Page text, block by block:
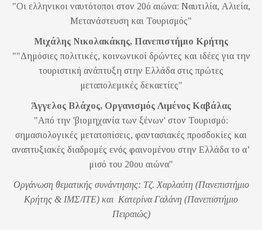
"Οι ελληνικοι ναυτότοποι στον 20ό αιώνα: Ναυτιλία, Αλιεία,
Μετανάστευση και Τουρισμός"
Μιχάλης Νικολακάκης, Πανεπιστήμιο Κρήτης
""Δημόσιες πολιτικές, κοινωνικοί δρώντες και ιδέες για την
τουριστική ανάπτυξη στην Ελλάδα στις πρώτες
μεταπολεμικές δεκαετίες"
Άγγελος Βλάχος, Οργανισμός Λιμένος Καβάλας
"Από την 'βιομηχανία των ξένων' στον Τουρισμό:
σημασιολογικές μετατοπίσεις, φαντασιακές προσδοκίες και
αναπτυξιακές διαδρομές ενός φαινομένου στην Ελλάδα το α’
μισό του 20ου αιώνα"
Οργάνωση θεματικής συνάντησης: Τζ. Χαρλαύτη (Πανεπιστήμιο
Κρήτης & ΙΜΣ/ΙΤΕ) και Κατερίνα Γαλάνη (Πανεπιστήμιο
Πειραιώς)